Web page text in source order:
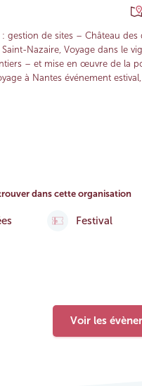
: gestion de sites – Château
Nazaire, Voyage dans le
– et mise en œuvre de la
à Nantes événement
dans cette organisation
Festival
Voir les